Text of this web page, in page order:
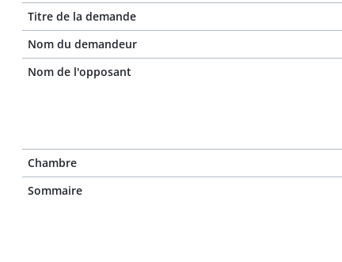
Titre de la demande
Nom du demandeur
Nom de l'opposant
Chambre
Sommaire